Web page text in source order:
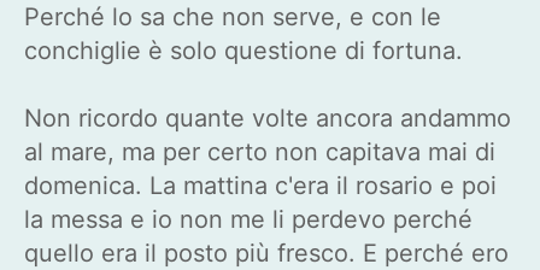
Perché lo sa che non serve, e con le
conchiglie è solo questione di fortuna.
Non ricordo quante volte ancora andammo
al mare, ma per certo non capitava mai di
domenica. La mattina c'era il rosario e poi
la messa e io non me li perdevo perché
quello era il posto più fresco. E perché ero